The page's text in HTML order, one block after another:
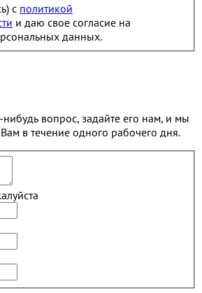
с политикой
и даю свое согласие на
данных.
нибудь вопрос, задайте его нам, и мы
в течение одного рабочего дня.